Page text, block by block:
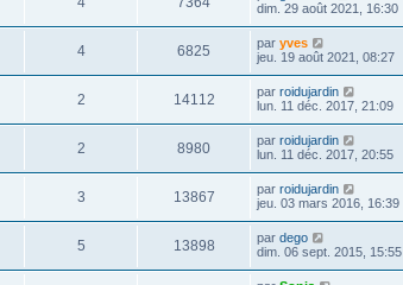
dim. 29 août 2021, 16:30
4 6825 par yves
jeu. 19 août 2021, 08:27
2 14112 par roidujardin
lun. 11 déc. 2017, 21:09
2 8980 par roidujardin
lun. 11 déc. 2017, 20:55
3 13867 par roidujardin
jeu. 03 mars 2016, 16:39
5 13898 par dego
dim. 06 sept. 2015, 15:55